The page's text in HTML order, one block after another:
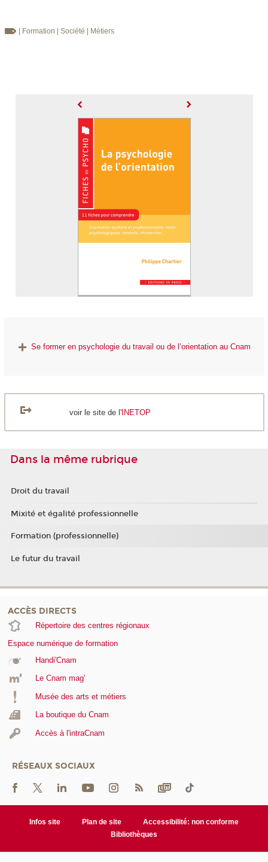
| Formation | Société | Métiers
Se former en psychologie du travail ou de l’orientation au Cnam
voir le site de l' INETOP
Dans la même rubrique
Droit du travail
Mixité et égalité professionnelle
Formation (professionnelle)
Le futur du travail
ACCÈS DIRECTS
Répertoire des centres régionaux
Espace numérique de formation
Handi'Cnam
Le Cnam mag'
Musée des arts et métiers
La boutique du Cnam
Accès à l'intraCnam
RÉSEAUX SOCIAUX
Infos site Plan de site
Accessibilité: non conforme
Bibliothèques